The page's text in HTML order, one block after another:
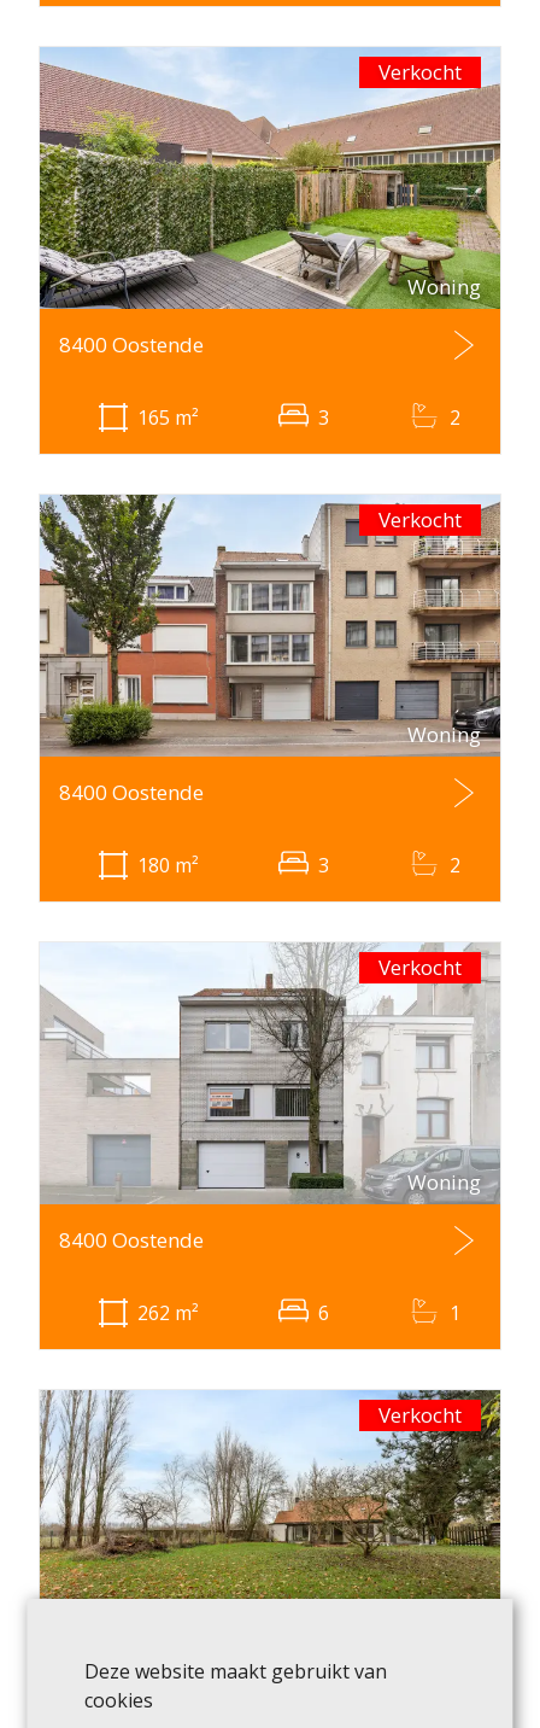
Verkocht
Woning
8400 Oostende
165 m² 3 2
Verkocht
Woning
8400 Oostende
180 m² 3 2
Verkocht
Woning
8400 Oostende
262 m² 6 1
Verkocht
8460 Oudenburg
Deze website maakt gebruikt van
cookies